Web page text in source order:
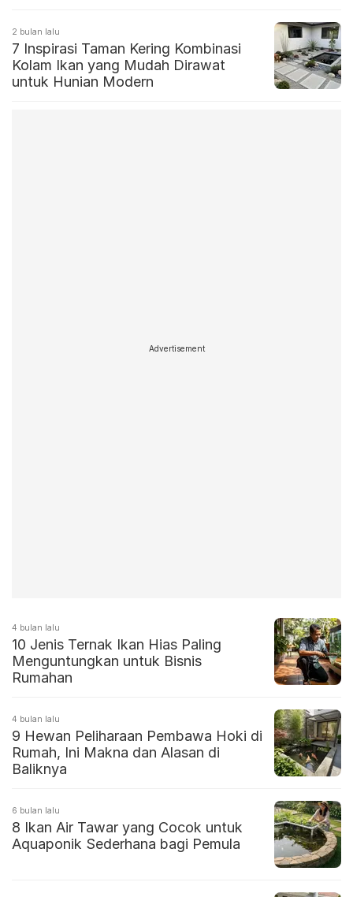
2 bulan lalu
7 Inspirasi Taman Kering Kombinasi
Kolam Ikan yang Mudah Dirawat
untuk Hunian Modern
Advertisement
4 bulan lalu
10 Jenis Ternak Ikan Hias Paling
Menguntungkan untuk Bisnis
Rumahan
4 bulan lalu
9 Hewan Peliharaan Pembawa Hoki di
Rumah, Ini Makna dan Alasan di
Baliknya
6 bulan lalu
8 Ikan Air Tawar yang Cocok untuk
Aquaponik Sederhana bagi Pemula